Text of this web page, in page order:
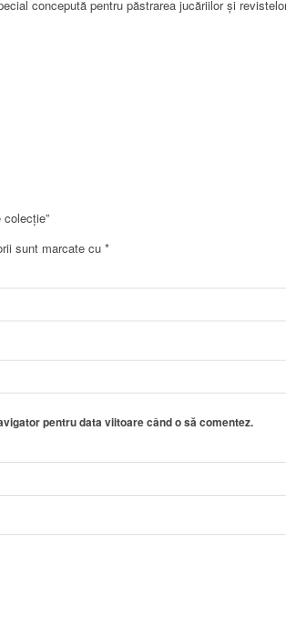
concepută pentru păstrarea jucăriilor și
sunt marcate cu *
pentru data viitoare când o să comentez.